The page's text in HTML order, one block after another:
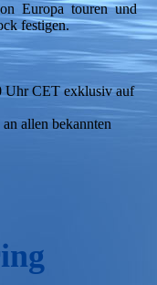
Europa touren und
festigen.
Uhr CET exklusiv auf
allen bekannten